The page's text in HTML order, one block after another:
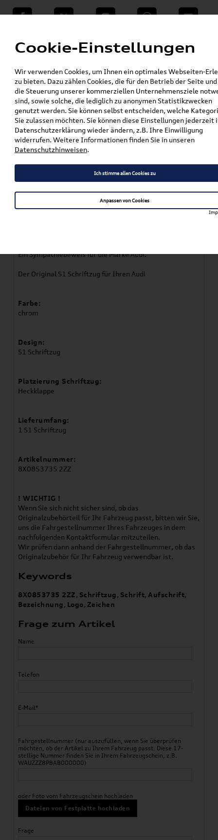
teilen Twitter Instagram WhatsApp E-Mail
VW Shop - VW Originalteile und Zubehör »
Audi Produkte » Audi Original Zubehör »
Sport & Design » Schriftzüge & Dekorfolien
»
Original Audi S1 Schriftzug Chrom
8X0853735 2ZZ
Original Audi S1 Schriftzug
Chrom 8X0853735 2ZZ
Artikelbeschreibung
Ein Sympathiebeweis für die Marke Audi.
Der Original S1 Schriftzug für Ihren Audi
Farbe:
chrom
Design:
S1 Schriftzug
Platzierung Schriftzug:
Heckklappe
Lieferumfang:
1 S1 Schriftzug
Artikelnummer:
8X0853735 2ZZ
! WICHTIG !
Wenn Sie sich nicht sicher sind, ob das
Originalzubehörteil für Ihr Fahrzeug passt, bitten wir Sie,
uns die Fahrgestellnummer Ihres Fahrzeuges in dem
nachfolgenden Kontaktformular mitzuteilen.
Wir prüfen dann anhand der Fahrgestellnummer, ob das
Originalzubehör für Ihr Fahrzeug verwendbar ist.
Keywords
8X0853735 2ZZ, Schriftzug, Schrift, Aufschrift,
Bezeichnung, Logo, Zeichen
Frage zum Artikel
Name
Telefon
E-Mail*
Fahrgestellnummer (nur auszufüllen, wenn Sie überprüfen
möchten, ob der Artikel zu Ihrem Fahrzeug passt. Diese 17-
stellige Nummer finden Sie in Ihrem Fahrzeugschein, z.B.
WAUZZZ8P8AB000000)
oder Foto vom Fahrzeugschein hochladen
Dateien von Festplatte hochladen
Frage
Cookie-Einstellungen
Wir verwenden Cookies, um Ihnen ein optimales Webseiten-
zu bieten. Dazu zählen Cookies, die für den Betrieb der Seite
die Steuerung unserer kommerziellen Unternehmensziele
sind, sowie solche, die lediglich zu anonymen Statistikzwecken
genutzt werden. Sie können selbst entscheiden, welche
Sie zulassen möchten. Sie können diese Einstellungen jederzeit
Datenschutzerklärung wieder ändern, z.B. Ihre Einwilligung
widerrufen. Weitere Informationen finden Sie in unseren
Datenschutzhinweisen.
Ich stimme allen Cookies zu
Anpassen von Cookies